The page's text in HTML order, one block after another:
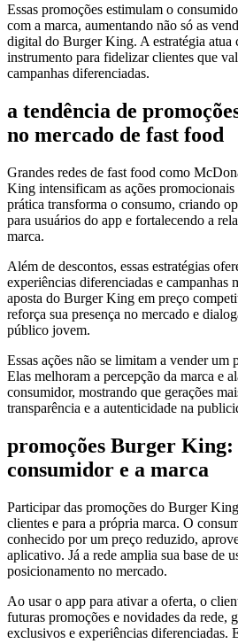
Essas promoções estimulam o
com a marca, aumentando não só as
digital do Burger King. A estratégia atua
instrumento para fidelizar clientes que
campanhas diferenciadas.
a tendência de
no mercado de fast food
Grandes redes de fast food como
King intensificam as ações
prática transforma o consumo, criando
para usuários do app e fortalecendo a
marca.
Além de descontos, essas estratégias
experiências diferenciadas e campanhas
aposta do Burger King em preço
reforça sua presença no mercado e
público jovem.
Essas ações não se limitam a vender
Elas melhoram a percepção da marca e
consumidor, mostrando que gerações
transparência e a autenticidade na
promoções Burger
consumidor e a marca
Participar das promoções do Burger
clientes e para a própria marca. O
conhecido por um preço reduzido,
aplicativo. Já a rede amplia sua base de
posicionamento no mercado.
Ao usar o app para ativar a oferta, o
futuras promoções e novidades da rede,
exclusivos e experiências diferenciadas.